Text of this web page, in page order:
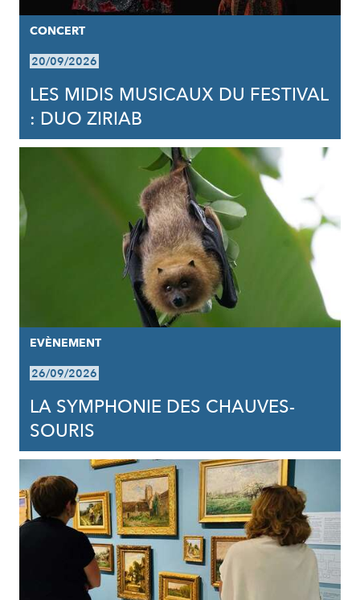
CONCERT
20/09/2026
LES MIDIS MUSICAUX DU FESTIVAL
: DUO ZIRIAB
EVÈNEMENT
26/09/2026
LA SYMPHONIE DES CHAUVES-
SOURIS